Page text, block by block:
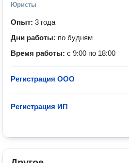
Юристы
Опыт: 3 года
Дни работы: по будням
Время работы: с 9:00 по 18:00
Регистрация ООО
Регистрация ИП